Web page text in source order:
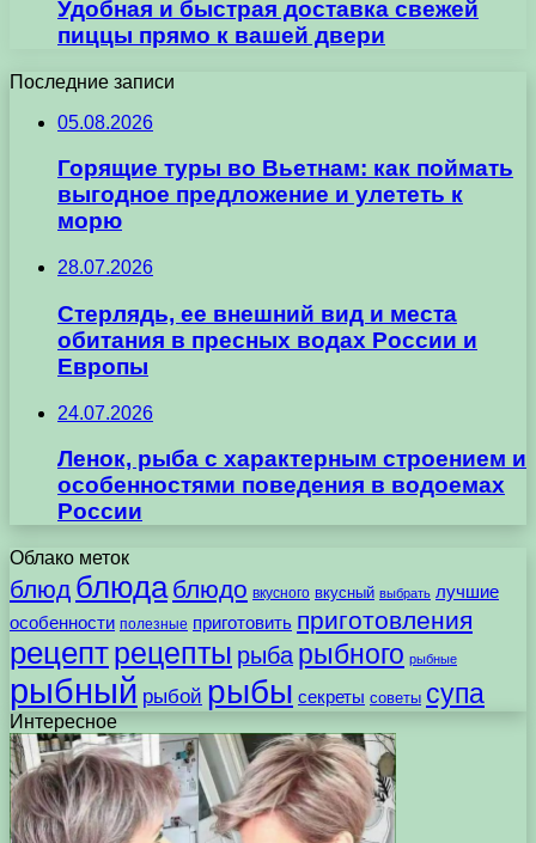
Удобная и быстрая доставка свежей
пиццы прямо к вашей двери
Последние записи
05.08.2026
Горящие туры во Вьетнам: как поймать
выгодное предложение и улететь к
морю
28.07.2026
Стерлядь, ее внешний вид и места
обитания в пресных водах России и
Европы
24.07.2026
Ленок, рыба с характерным строением и
особенностями поведения в водоемах
России
Облако меток
блюд блюда блюдо вкусного вкусный выбрать лучшие
особенности полезные приготовить приготовления
рецептрецепты рыба рыбного рыбные
рыбный рыбой рыбы секреты советы супа
Интересное